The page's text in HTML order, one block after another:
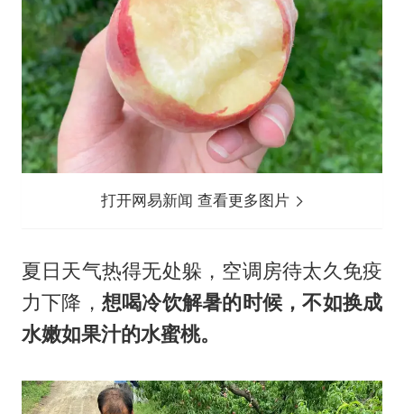
打开网易新闻 查看更多图片
夏日天气热得无处躲，空调房待太久免疫
力下降， 想喝冷饮解暑的时候，不如换成
水嫩如果汁的水蜜桃。